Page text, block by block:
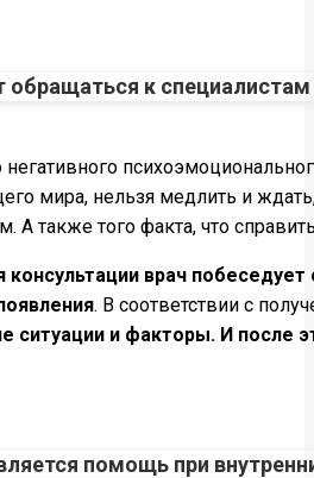
обращаться к
негативного
мира, нельзя медлить и ждать,
А также того факта, что
консультации врач
. В соответствии с
ситуации и факторы. И после
помощь при